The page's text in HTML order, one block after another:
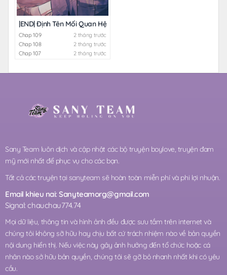
|END| Định Tên Mối Quan Hệ
Chap 109
2 tháng trước
Chap 108
2 tháng trước
Chap 107
2 tháng trước
Sany Team luôn dịch và cập nhật các bộ truyện boylove, truyện đam
mỹ mới nhất để phục vụ cho các bạn.
Tất cả các truyện tại sanyteam sẽ hoàn toàn miễn phí và phi lợi nhuận.
Email khieu nai:Sanyteamorg@gmail.com
Signal: chauchau774.74
Mọi dữ liệu, thông tin và hình ảnh đều được sưu tầm trên internet và
chúng tôi không sỡ hữu hay chịu bất cứ trách nhiệm nào về bản quyền
nội dung hiển thị. Nếu việc này gây ảnh hưởng đến tổ chức hoặc cá
nhân nào sở hữu bản quyền, chúng tôi sẽ gỡ bỏ nhanh nhất khi có yêu
cầu.